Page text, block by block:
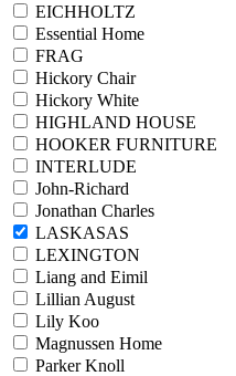
EICHHOLTZ
Essential Home
FRAG
Hickory Chair
Hickory White
HIGHLAND HOUSE
HOOKER FURNITURE
INTERLUDE
John-Richard
Jonathan Charles
LASKASAS
LEXINGTON
Liang and Eimil
Lillian August
Lily Koo
Magnussen Home
Parker Knoll